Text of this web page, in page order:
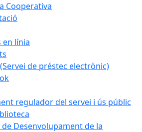
Cooperativa
en línia
de préstec electrònic)
regulador del servei i ús públic
de Desenvolupament de la